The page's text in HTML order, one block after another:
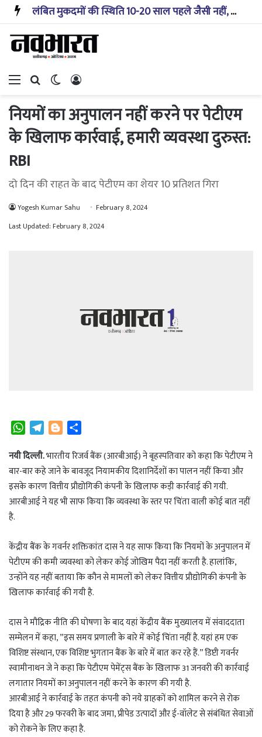
लंबित मुकदमों की स्थिति 10-20 साल पहले जैसी नहीं, प्रौद्योगिकी से मिले बहुत अच्छे परिणाम: सीजेआई
Menu Search forSwitch skin
नियमों का अनुपालन नहीं करने पर पेटीएम
के खिलाफ कार्रवाई, हमारी व्यवस्था दुरुस्त:
RBI
दो दिन की राहत के बाद पेटीएम का शेयर 10 प्रतिशत गिरा
Yogesh Kumar Sahu
February 8, 2024
Last Updated: February 8, 2024
W
a
t
s
A
T
l
e
g
r
B
o
g
g
e
a
r
e
नयी दिल्ली.भारतीय रिजर्व बैंक (आरबीआई) ने बृहस्पतिवार को कहा कि पेटीएम ने
बार-बार कहे जाने के बावजूद नियामकीय दिशानिर्देशों का पालन नहीं किया और
इसके कारण वित्तीय प्रौद्योगिकी कंपनी के खिलाफ कड़ी कार्रवाई की गयी.
आरबीआई ने यह भी साफ किया कि व्यवस्था के स्तर पर चिंता वाली कोई बात नहीं
है.
केंद्रीय बैंक के गवर्नर शक्तिकांत दास ने यह साफ किया कि नियमों के अनुपालन में
पेटीएम की कमी व्यवस्था को लेकर कोई जोखिम पैदा नहीं करती है. हालांकि,
उन्होंने यह नहीं बताया कि कौन से मामलों को लेकर वित्तीय प्रौद्योगिकी कंपनी के
खिलाफ कार्रवाई की गयी है.
दास ने मौद्रिक नीति की घोषणा के बाद यहां केंद्रीय बैंक मुख्यालय में संवाददाता
सम्मेलन में कहा, ”इस समय प्रणाली के बारे में कोई चिंता नहीं है. यहां हम एक
विशिष्ट संस्थान, एक विशिष्ट भुगतान बैंक के बारे में बात कर रहे हैं.” डिप्टी गवर्नर
स्वामीनाथन जे ने कहा कि पेटीएम पेमेंट्स बैंक के खिलाफ 31 जनवरी की कार्रवाई
लगातार नियमों का अनुपालन नहीं करने के कारण की गयी है.
आरबीआई ने कार्रवाई के तहत कंपनी को नये ग्राहकों को शामिल करने से रोक
दिया है और 29 फरवरी के बाद जमा, प्रीपेड उत्पादों और ई-वॉलेट से संबंधित सेवाओं
को रोकने के लिए कहा है.